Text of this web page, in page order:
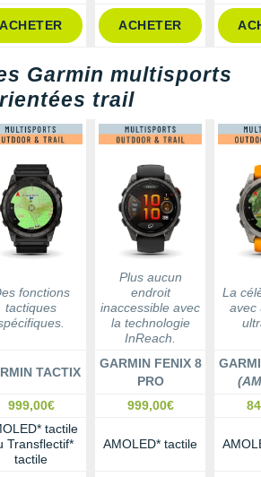
ACHETER ACHETER
Garmin multisports
trail
fonctions
tactiques
Plus aucun
endroit
inaccessible avec
la technologie
InReach.
La
avec
TACTIX
GARMIN FENIX 8
PRO
999,00€ 999,00€
tactile
Transflectif*
tactile
AMOLED* tactile